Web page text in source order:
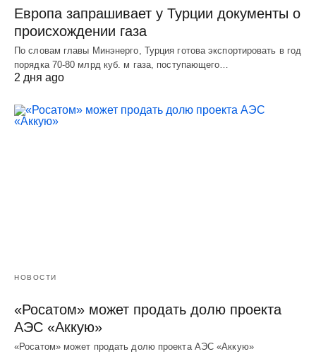
Европа запрашивает у Турции документы о
происхождении газа
По словам главы Минэнерго, Турция готова экспортировать в год
порядка 70-80 млрд куб. м газа, поступающего…
2 дня ago
НОВОСТИ
«Росатом» может продать долю проекта
АЭС «Аккую»
«Росатом» может продать долю проекта АЭС «Аккую»